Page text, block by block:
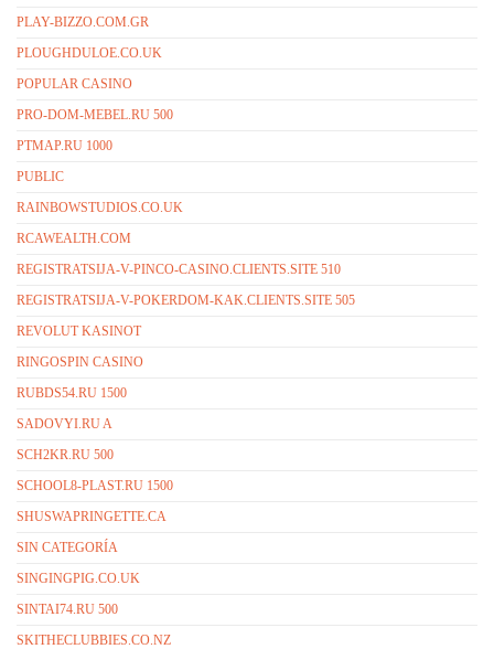
PLAY-BIZZO.COM.GR
PLOUGHDULOE.CO.UK
POPULAR CASINO
PRO-DOM-MEBEL.RU 500
PTMAP.RU 1000
PUBLIC
RAINBOWSTUDIOS.CO.UK
RCAWEALTH.COM
REGISTRATSIJA-V-PINCO-CASINO.CLIENTS.SITE 510
REGISTRATSIJA-V-POKERDOM-KAK.CLIENTS.SITE 505
REVOLUT KASINOT
RINGOSPIN CASINO
RUBDS54.RU 1500
SADOVYI.RU A
SCH2KR.RU 500
SCHOOL8-PLAST.RU 1500
SHUSWAPRINGETTE.CA
SIN CATEGORÍA
SINGINGPIG.CO.UK
SINTAI74.RU 500
SKITHECLUBBIES.CO.NZ